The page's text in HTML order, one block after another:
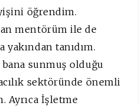
öğrendim.
mentörüm ile de
tanıdım.
sunmuş olduğu
sektöründe önemli
Ayrıca İşletme